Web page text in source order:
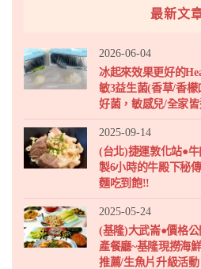
最新文
2026-06-04
冰起來效果更好的
敏3益生菌(香草/香
好菌，敏感兒/全家
2025-09-14
(台北)捷運敦化站●
製6小時的牛殿下秘
麵吃到飽!!
2025-05-24
(基隆)大武崙●價格
產餐廳~基隆現撈海
推薦/生魚片升級活動